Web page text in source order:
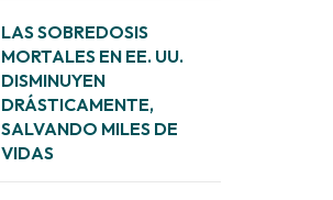
LAS SOBREDOSIS
MORTALES EN EE. UU.
DISMINUYEN
DRÁSTICAMENTE,
SALVANDO MILES DE
VIDAS